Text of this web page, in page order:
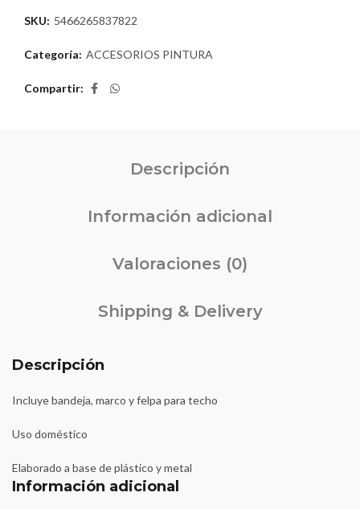
SKU: 5466265837822
Categoría: ACCESORIOS PINTURA
Compartir
Descripción
Información adicional
Valoraciones (0)
Shipping & Delivery
Descripción
Incluye bandeja, marco y felpa para techo
Uso doméstico
Elaborado a base de plástico y metal
Información adicional